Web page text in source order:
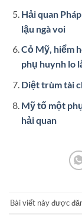
Hải quan
lậu ngà voi
Cỏ Mỹ, hiểm
phụ huynh lo
Diệt trùm tài
Mỹ tố một
hải quan
Bài viết này được